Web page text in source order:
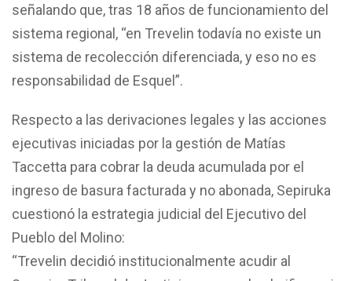
señalando que, tras 18 años de funcionamiento del
sistema regional, “en Trevelin todavía no existe un
sistema de recolección diferenciada, y eso no es
responsabilidad de Esquel”.
Respecto a las derivaciones legales y las acciones
ejecutivas iniciadas por la gestión de Matías
Taccetta para cobrar la deuda acumulada por el
ingreso de basura facturada y no abonada, Sepiruka
cuestionó la estrategia judicial del Ejecutivo del
Pueblo del Molino:
“Trevelin decidió institucionalmente acudir al